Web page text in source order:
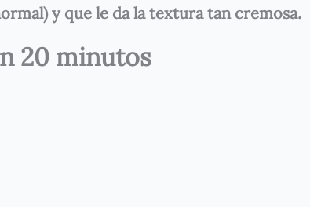
y que le da la textura tan cremosa.
20 minutos